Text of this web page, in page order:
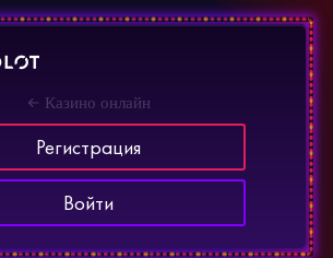
Казино онлайн
Регистрация
Войти